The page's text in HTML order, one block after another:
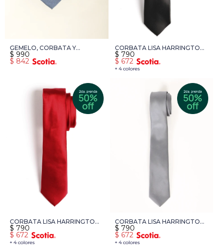
GEMELO, CORBATA Y
PAÑUELO HARRINGTON
LABEL - VARIOS COLORES
$ 990
$ 842
CORBATA LISA HARRINGTON
LABEL - NEGRO
+ 4 colores
$ 790
$ 672
CORBATA LISA HARRINGTON
LABEL - BORDO
+ 4 colores
$ 790
$ 672
CORBATA LISA HARRINGTON
LABEL - GRIS
+ 4 colores
$ 790
$ 672